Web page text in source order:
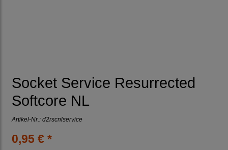
Socket Service Resurrected
Softcore NL
Artikel-Nr.: d2rscnlservice
0,95 € *